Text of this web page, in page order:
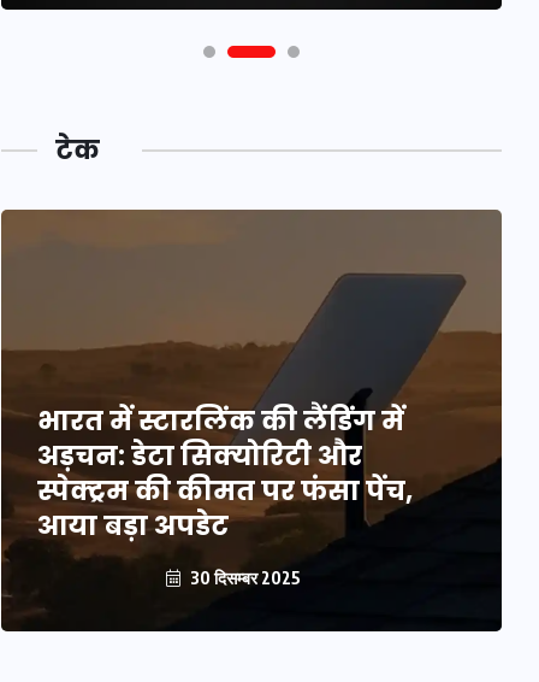
टेक
भारत में स्टारलिंक की लैंडिंग में
अड़चन: डेटा सिक्योरिटी और
स्पेक्ट्रम की कीमत पर फंसा पेंच,
आया बड़ा अपडेट
30 दिसम्बर 2025